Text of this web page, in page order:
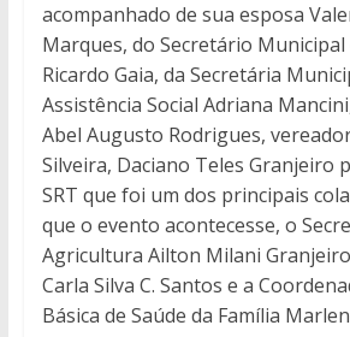
acompanhado de sua esposa
Marques, do Secretário Municipal
Ricardo Gaia, da Secretária
Assistência Social Adriana
Abel Augusto Rodrigues,
Silveira, Daciano Teles Granjeiro
SRT que foi um dos principais
que o evento acontecesse, o
Agricultura Ailton Milani
Carla Silva C. Santos e a
Básica de Saúde da Família